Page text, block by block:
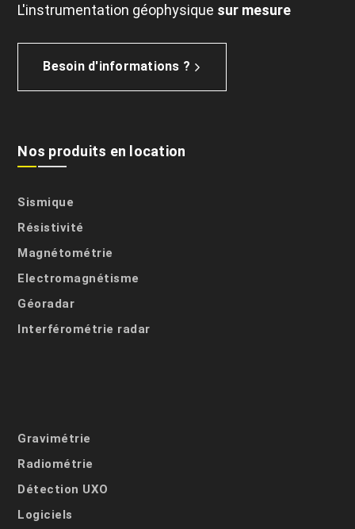
L'instrumentation géophysique sur mesure
Besoin d'informations ?
Nos produits en location
Sismique
Résistivité
Magnétométrie
Electromagnétisme
Géoradar
Interférométrie radar
Gravimétrie
Radiométrie
Détection UXO
Logiciels